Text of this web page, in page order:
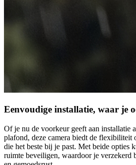
Eenvoudige installatie, waar je
Of je nu de voorkeur geeft aan installatie
plafond, deze camera biedt de flexibiliteit
die het beste bij je past. Met beide opties
ruimte beveiligen, waardoor je verzekerd